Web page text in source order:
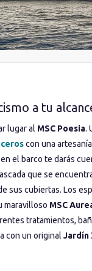
a tu
lugar al MSC Poesia.
con una
el barco te darás
que se
sus cubiertas. Los
maravilloso MSC
tratamientos,
con un original Jardín